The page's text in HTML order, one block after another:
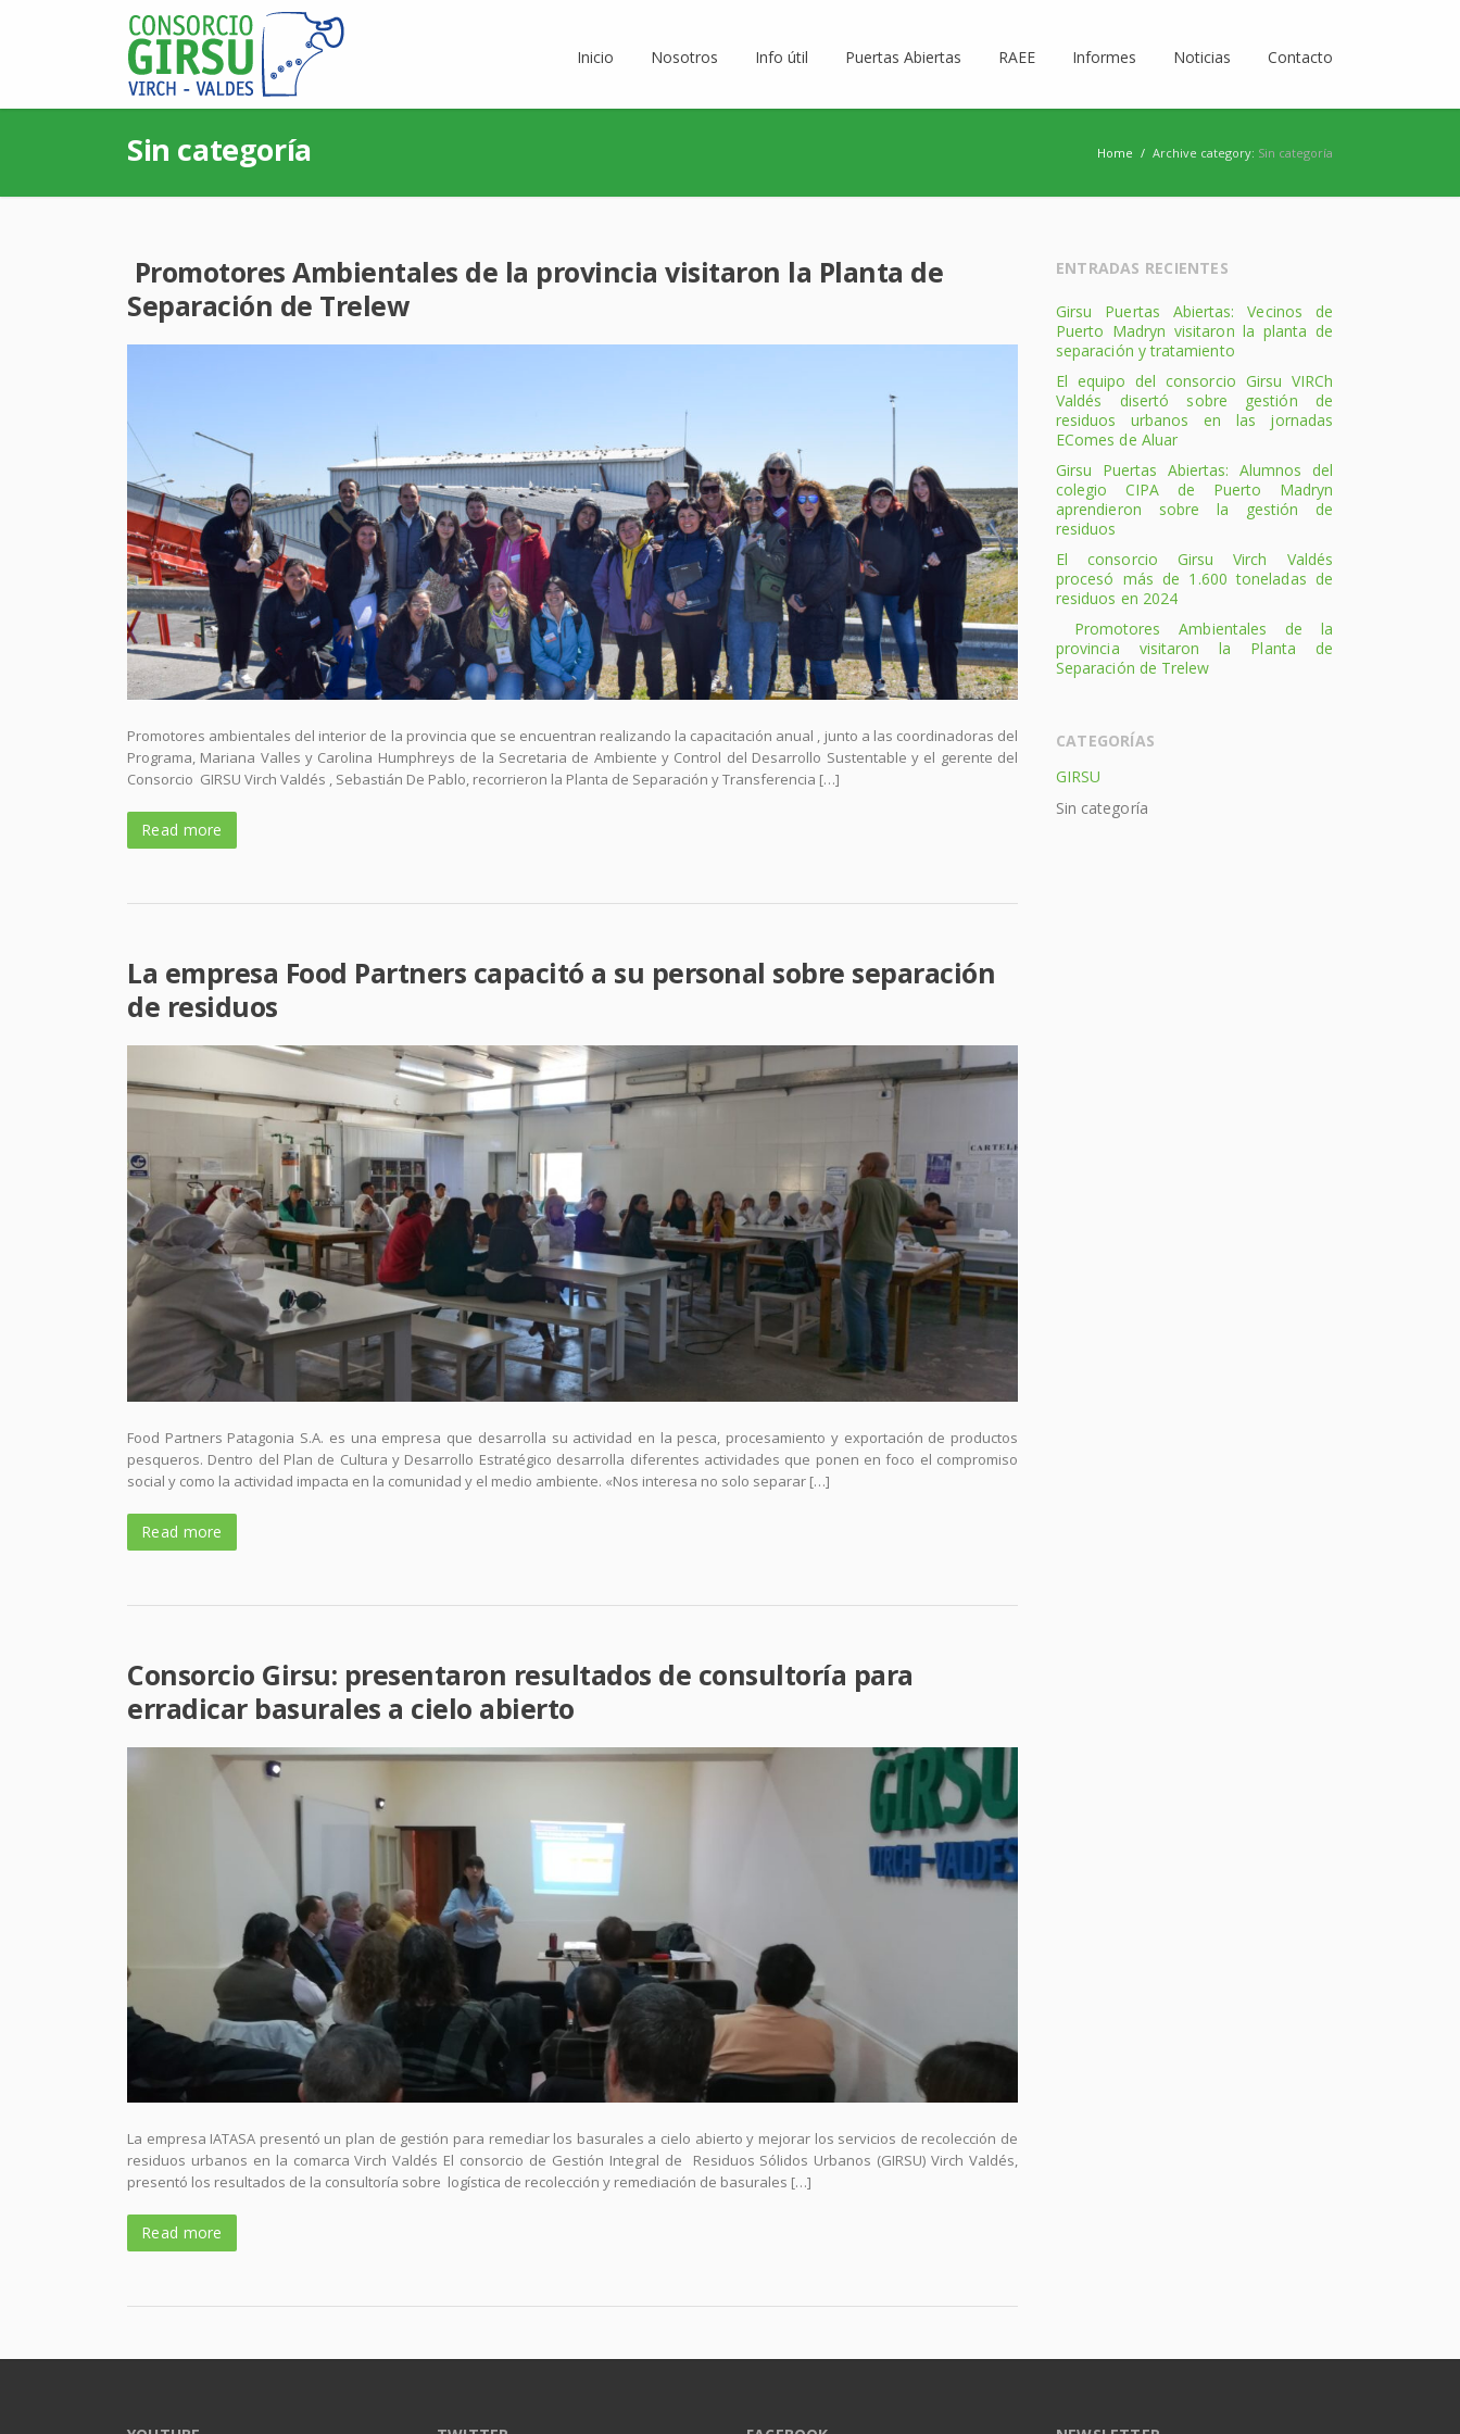
Inicio Nosotros Info útil Puertas Abiertas RAEE Informes Noticias Contacto
Home / Archive category: Sin categoría
Sin categoría
Promotores Ambientales de la provincia visitaron la Planta de
Separación de Trelew
Promotores ambientales del interior de la provincia que se encuentran realizando la capacitación anual , junto a las coordinadoras del
Programa, Mariana Valles y Carolina Humphreys de la Secretaria de Ambiente y Control del Desarrollo Sustentable y el gerente del
Consorcio GIRSU Virch Valdés , Sebastián De Pablo, recorrieron la Planta de Separación y Transferencia […]
Read more
La empresa Food Partners capacitó a su personal sobre separación
de residuos
Food Partners Patagonia S.A. es una empresa que desarrolla su actividad en la pesca, procesamiento y exportación de productos
pesqueros. Dentro del Plan de Cultura y Desarrollo Estratégico desarrolla diferentes actividades que ponen en foco el compromiso
social y como la actividad impacta en la comunidad y el medio ambiente. «Nos interesa no solo separar […]
Read more
Consorcio Girsu: presentaron resultados de consultoría para
erradicar basurales a cielo abierto
La empresa IATASA presentó un plan de gestión para remediar los basurales a cielo abierto y mejorar los servicios de recolección de
residuos urbanos en la comarca Virch Valdés El consorcio de Gestión Integral de Residuos Sólidos Urbanos (GIRSU) Virch Valdés,
presentó los resultados de la consultoría sobre logística de recolección y remediación de basurales […]
Read more
ENTRADAS RECIENTES
Girsu Puertas Abiertas: Vecinos de
Puerto Madryn visitaron la planta de
separación y tratamiento
El equipo del consorcio Girsu VIRCh
Valdés disertó sobre gestión de
residuos urbanos en las jornadas
EComes de Aluar
Girsu Puertas Abiertas: Alumnos del
colegio CIPA de Puerto Madryn
aprendieron sobre la gestión de
residuos
El consorcio Girsu Virch Valdés
procesó más de 1.600 toneladas de
residuos en 2024
Promotores Ambientales de la
provincia visitaron la Planta de
Separación de Trelew
CATEGORÍAS
GIRSU
Sin categoría